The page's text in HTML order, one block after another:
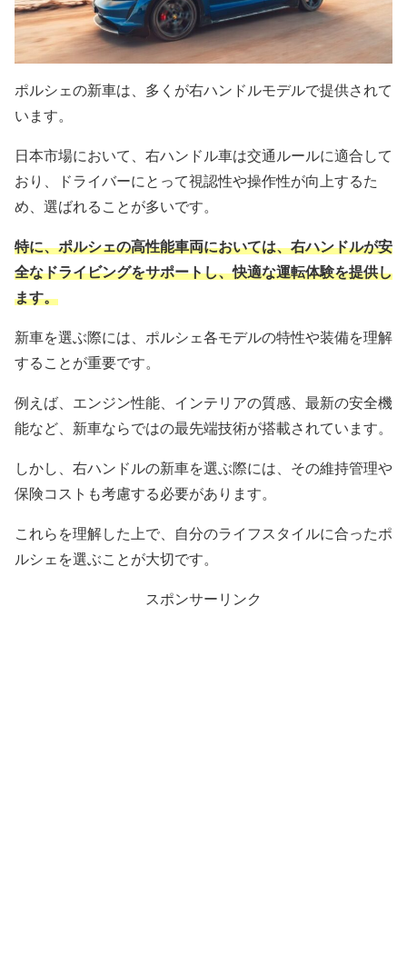
ポルシェの新車は、多くが右ハンドルモデルで提供されて
います。
日本市場において、右ハンドル車は交通ルールに適合して
おり、ドライバーにとって視認性や操作性が向上するた
め、選ばれることが多いです。
特に、ポルシェの高性能車両においては、右ハンドルが安
全なドライビングをサポートし、快適な運転体験を提供し
ます。
新車を選ぶ際には、ポルシェ各モデルの特性や装備を理解
することが重要です。
例えば、エンジン性能、インテリアの質感、最新の安全機
能など、新車ならではの最先端技術が搭載されています。
しかし、右ハンドルの新車を選ぶ際には、その維持管理や
保険コストも考慮する必要があります。
これらを理解した上で、自分のライフスタイルに合ったポ
ルシェを選ぶことが大切です。
スポンサーリンク